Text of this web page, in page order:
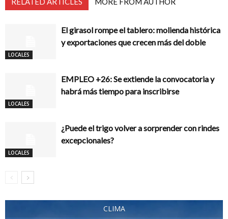
LOCALES
El girasol rompe el tablero: molienda histórica
y exportaciones que crecen más del doble
LOCALES
EMPLEO +26: Se extiende la convocatoria y
habrá más tiempo para inscribirse
LOCALES
¿Puede el trigo volver a sorprender con rindes
excepcionales?
CLIMA